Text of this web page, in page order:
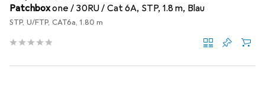
Patchboxone / 30RU / Cat 6A, STP, 1.8 m, Blau
STP, U/FTP, CAT6a, 1.80 m